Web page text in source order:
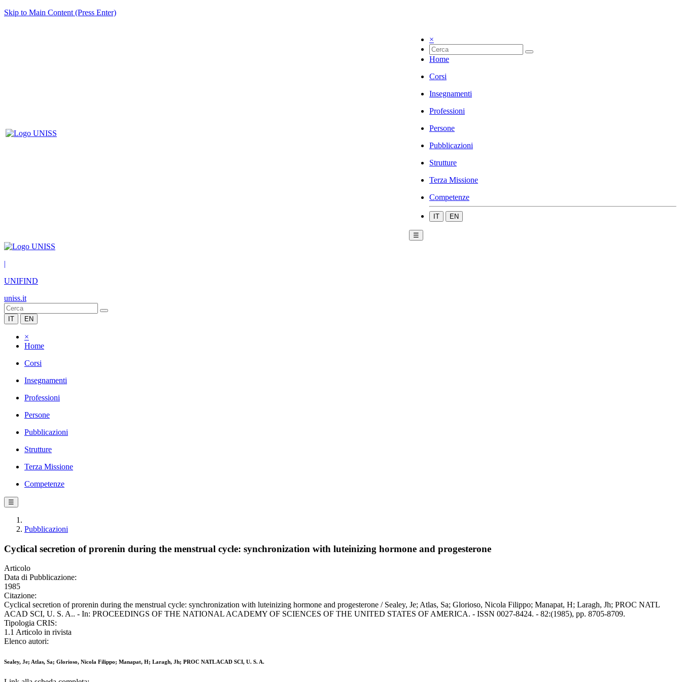
Skip to Main Content (Press Enter)
×
Home
Corsi
Insegnamenti
Professioni
Persone
Pubblicazioni
Strutture
Terza Missione
Competenze
IT EN
☰
|
UNIFIND
uniss.it
IT EN
×
Home
Corsi
Insegnamenti
Professioni
Persone
Pubblicazioni
Strutture
Terza Missione
Competenze
☰
Pubblicazioni
Cyclical secretion of prorenin during the menstrual cycle: synchronization with luteinizing hormone and progesterone
Articolo
Data di Pubblicazione:
1985
Citazione:
Cyclical secretion of prorenin during the menstrual cycle: synchronization with luteinizing hormone and progesterone / Sealey, Je; Atlas, Sa; Glorioso, Nicola Filippo; Manapat, H; Laragh, Jh; PROC NATL
ACAD SCI, U. S. A.. - In: PROCEEDINGS OF THE NATIONAL ACADEMY OF SCIENCES OF THE UNITED STATES OF AMERICA. - ISSN 0027-8424. - 82:(1985), pp. 8705-8709.
Tipologia CRIS:
1.1 Articolo in rivista
Elenco autori:
Sealey, Je; Atlas, Sa; Glorioso, Nicola Filippo; Manapat, H; Laragh, Jh; PROC NATL ACAD SCI, U. S. A.